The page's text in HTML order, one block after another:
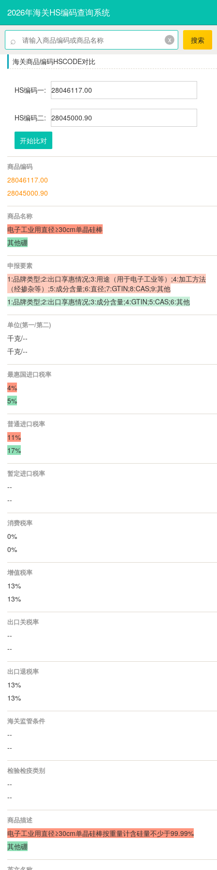
2026年海关HS编码查询系统
⌕ x 搜索
海关商品编码HSCODE对比
HS编码一:
HS编码二:
开始比对
商品编码
28046117.00
28045000.90
商品名称
电子工业用直径≥30cm单晶硅棒
其他硼
申报要素
1:品牌类型;2:出口享惠情况;3:用途（用于电子工业等）;4:加工方法
（经掺杂等）;5:成分含量;6:直径;7:GTIN;8:CAS;9:其他
1:品牌类型;2:出口享惠情况;3:成分含量;4:GTIN;5:CAS;6:其他
单位(第一/第二)
千克/--
千克/--
最惠国进口税率
4%
5%
普通进口税率
11%
17%
暂定进口税率
--
--
消费税率
0%
0%
增值税率
13%
13%
出口关税率
--
--
出口退税率
13%
13%
海关监管条件
--
--
检验检疫类别
--
--
商品描述
电子工业用直径≥30cm单晶硅棒按重量计含硅量不少于99.99%
其他硼